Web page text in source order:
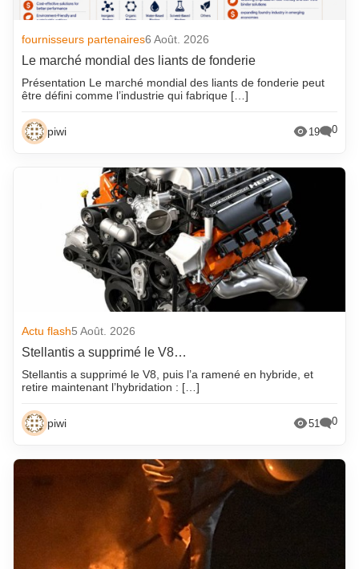
fournisseurs partenaires6 Août. 2026
Le marché mondial des liants de fonderie
Présentation Le marché mondial des liants de fonderie peut
être défini comme l’industrie qui fabrique […]
piwi 19 0
Actu flash5 Août. 2026
Stellantis a supprimé le V8…
Stellantis a supprimé le V8, puis l’a ramené en hybride, et
retire maintenant l’hybridation : […]
piwi 51 0